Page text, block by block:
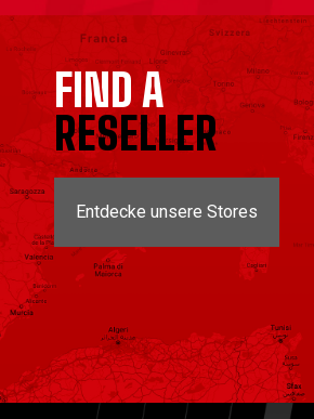
FIND A
RESELLER
Entdecke unsere Stores